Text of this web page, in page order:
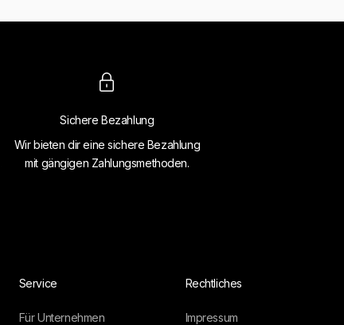
Sichere Bezahlung
Wir bieten dir eine sichere Bezahlung
mit gängigen Zahlungsmethoden.
Service
Für Unternehmen
Rechtliches
Impressum